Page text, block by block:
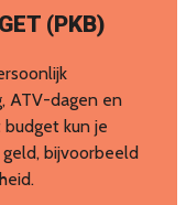
(PKB)
ATV-dagen en
kun je
bijvoorbeeld